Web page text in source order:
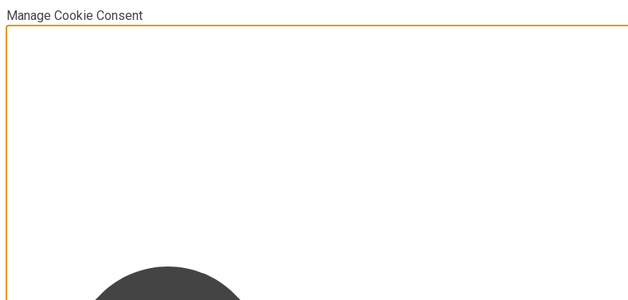
Manage Cookie Consent